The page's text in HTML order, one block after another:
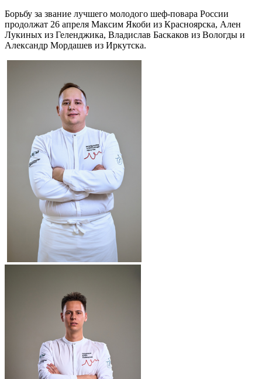
Борьбу за звание лучшего молодого шеф-повара России
продолжат 26 апреля Максим Якоби из Красноярска, Ален
Лукиных из Геленджика, Владислав Баскаков из Вологды и
Александр Мордашев из Иркутска.